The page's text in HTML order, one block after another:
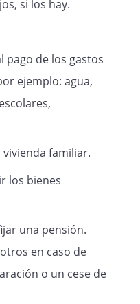
hijos y que se
solicite, los
se
hijo, podrá
al mismo
en que
o en
poco
que en el
se
si los hay.
de los gastos
ejemplo: agua,
familiar.
los bienes
una pensión.
en caso de
o un cese de